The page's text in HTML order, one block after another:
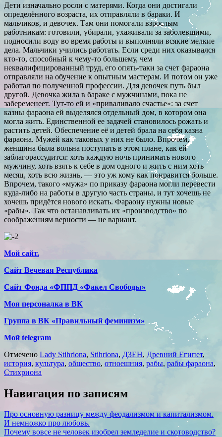
Дети изначально росли с матерями. Когда они достигали
определённого возраста, их отправляли в бараки. И
мальчиков, и девочек. Там они помогали взрослым
работникам: готовили, убирали, ухаживали за заболевшими,
подносили воду во время работы и выполняли всякие мелкие
дела. Мальчики учились работать. Если среди них оказывался
кто-то, способный к чему-то большему, чем
неквалифицированный труд, его опять-таки за счет фараона
отправляли на обучение к опытным мастерам. И потом он уже
работал по полученной профессии. Для девочек путь был
другой. Девочка жила в бараке с мужчинами, пока не
забеременеет. Тут-то ей и «приваливало счастье»: за счет
казны фараона ей выделялся отдельный дом, в котором она
могла жить. Единственной ее задачей становилось рожать и
растить детей. Обеспечение её и детей брала на себя казна
фараона. Мужей как таковых у них не было. Впрочем,
женщина была вольна поступать в этом плане, как ей
заблагорассудится: хоть каждую ночь принимать нового
мужчину, хоть взять к себе в дом одного и жить с ним хоть
месяц, хоть всю жизнь, — это уж кому как понравится больше.
Впрочем, такого «мужа» по приказу фараона могли перевести
куда-либо на работы в другую часть страны, и тут хочешь не
хочешь придётся нового искать. Фараону нужны новые
«рабы». Так что останавливать их «производство» по
соображениям верности — не вариант.
Мой сайт.
Сайт Вечевая Республика
Сайт Фонда «ФППД «Факел Свободы»
Моя персоналка в ВК
Группа в ВК «Правильный феминизм»
Мой telegram
Отмечено Lady Stihriona, Stihriona, ДЗЕН, Древний Египет,
история, культура, общество, отноешния, рабы, рабы фараона,
Стихриона
Навигация по записям
Про основную разницу между феодализмом и капитализмом.
И немножко про любовь.
Почему вовсе не человек изобрел земледелие и скотоводство?